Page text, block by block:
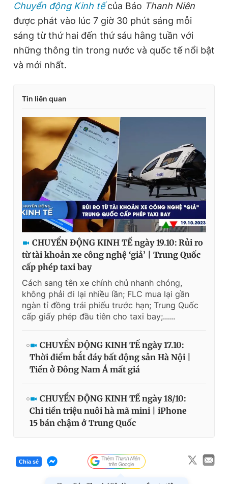
r
e
n
m
e
t
Chuyển động Kinh tếcủa Báo Thanh Niên
được phát vào lúc 7 giờ 30 phút sáng mỗi
sáng từ thứ hai đến thứ sáu hằng tuần với
những thông tin trong nước và quốc tế nổi bật
và mới nhất.
Tin liên quan
CHUYỂN ĐỘNG KINH TẾ ngày 19.10: Rủi ro
từ tài khoản xe công nghệ ‘giả’ | Trung Quốc
cấp phép taxi bay
Cách sang tên xe chính chủ nhanh chóng,
không phải đi lại nhiều lần; FLC mua lại gần
ngàn tỉ đồng trái phiếu trước hạn; Trung Quốc
cấp giấy phép đầu tiên cho taxi bay;......
CHUYỂN ĐỘNG KINH TẾ ngày 17.10:
Thời điểm bắt đáy bất động sản Hà Nội |
Tiền ở Đông Nam Á mất giá
CHUYỂN ĐỘNG KINH TẾ ngày 18/10:
Chi tiền triệu nuôi hà mã mini | iPhone
15 bán chậm ở Trung Quốc
Chia sẻ